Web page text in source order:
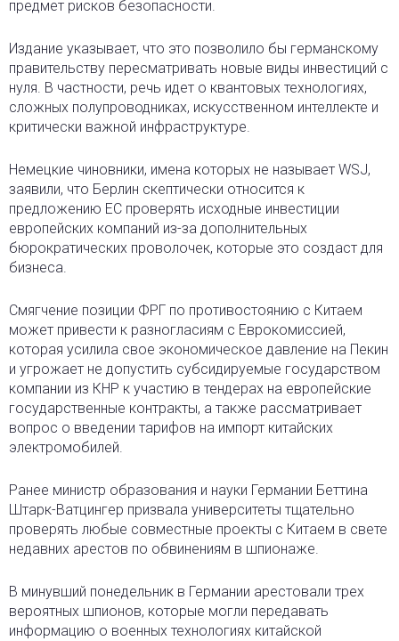
предмет рисков безопасности.
Издание указывает, что это позволило бы германскому
правительству пересматривать новые виды инвестиций с
нуля. В частности, речь идет о квантовых технологиях,
сложных полупроводниках, искусственном интеллекте и
критически важной инфраструктуре.
Немецкие чиновники, имена которых не называет WSJ,
заявили, что Берлин скептически относится к
предложению ЕС проверять исходные инвестиции
европейских компаний из-за дополнительных
бюрократических проволочек, которые это создаст для
бизнеса.
Смягчение позиции ФРГ по противостоянию с Китаем
может привести к разногласиям с Еврокомиссией,
которая усилила свое экономическое давление на Пекин
и угрожает не допустить субсидируемые государством
компании из КНР к участию в тендерах на европейские
государственные контракты, а также рассматривает
вопрос о введении тарифов на импорт китайских
электромобилей.
Ранее министр образования и науки Германии Беттина
Штарк-Ватцингер призвала университеты тщательно
проверять любые совместные проекты с Китаем в свете
недавних арестов по обвинениям в шпионаже.
В минувший понедельник в Германии арестовали трех
вероятных шпионов, которые могли передавать
информацию о военных технологиях китайской